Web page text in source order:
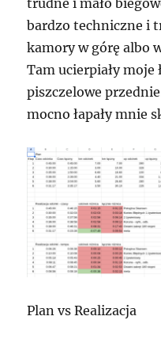
trudne i mało
bardzo techniczne i
kamory w górę albo
Tam ucierpiały moje
piszczelowe
mocno łapały mnie
Plan vs Realizacja